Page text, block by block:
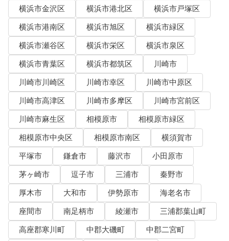
横浜市金沢区
横浜市港北区
横浜市戸塚区
横浜市港南区
横浜市旭区
横浜市緑区
横浜市瀬谷区
横浜市栄区
横浜市泉区
横浜市青葉区
横浜市都筑区
川崎市
川崎市川崎区
川崎市幸区
川崎市中原区
川崎市高津区
川崎市多摩区
川崎市宮前区
川崎市麻生区
相模原市
相模原市緑区
相模原市中央区
相模原市南区
横須賀市
平塚市
鎌倉市 藤沢市
小田原市
茅ヶ崎市
逗子市 三浦市
秦野市
厚木市
大和市 伊勢原市
海老名市
座間市
南足柄市 綾瀬市
三浦郡葉山町
高座郡寒川町
中郡大磯町
中郡二宮町